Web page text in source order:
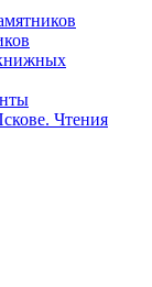
Чтения